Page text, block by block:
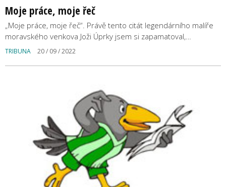
Moje práce, moje řeč
„Moje práce, moje řeč“. Právě tento citát legendárního malíře
moravského venkova Joži Úprky jsem si zapamatoval,…
TRIBUNA 20 / 09 / 2022